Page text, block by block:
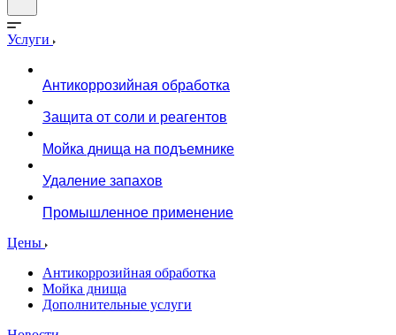
Услуги
Антикоррозийная обработка
Защита от соли и реагентов
Мойка днища на подъемнике
Удаление запахов
Промышленное применение
Цены
Антикоррозийная обработка
Мойка днища
Дополнительные услуги